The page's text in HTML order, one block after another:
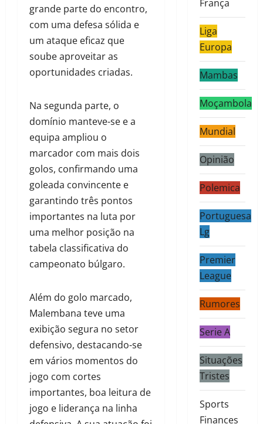
grande parte do encontro,
com uma defesa sólida e
um ataque eficaz que
soube aproveitar as
oportunidades criadas.
Na segunda parte, o
domínio manteve-se e a
equipa ampliou o
marcador com mais dois
golos, confirmando uma
goleada convincente e
garantindo três pontos
importantes na luta por
uma melhor posição na
tabela classificativa do
campeonato búlgaro.
Além do golo marcado,
Malembana teve uma
exibição segura no setor
defensivo, destacando-se
em vários momentos do
jogo com cortes
importantes, boa leitura de
jogo e liderança na linha
França
Liga
Europa
Mambas
Moçambola
Mundial
Opinião
Polemica
Portuguesa
Lg
Premier
League
Rumores
Serie A
Situações
Tristes
Sports
Finances